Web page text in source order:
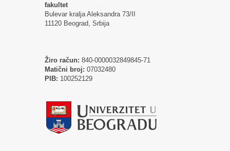
fakultet
Bulevar kralja Aleksandra 73/II
11120 Beograd, Srbija
Žiro račun: 840-0000032849845-71
Matični broj: 07032480
PIB: 100252129